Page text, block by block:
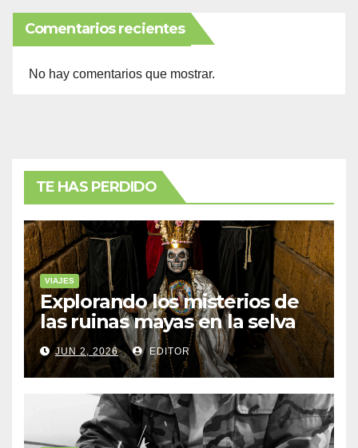
Comentarios recientes
No hay comentarios que mostrar.
TE HAS PERDIDO
VIAJES
Explorando los misterios de
las ruinas mayas en la selva
de Yucatán
JUN 2, 2026 EDITOR